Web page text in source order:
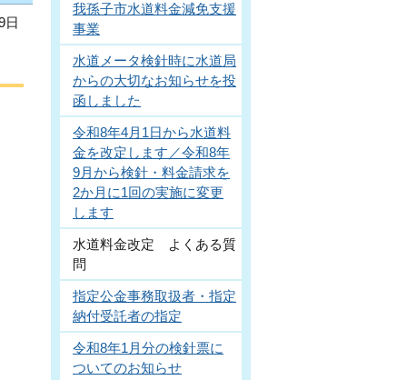
日
我孫子市水道料金減免支援
事業
水道メータ検針時に水道局
からの大切なお知らせを投
函しました
令和8年4月1日から水道料
金を改定します／令和8年
9月から検針・料金請求を
2か月に1回の実施に変更
します
水道料金改定 よくある質
問
指定公金事務取扱者・指定
納付受託者の指定
令和8年1月分の検針票に
ついてのお知らせ